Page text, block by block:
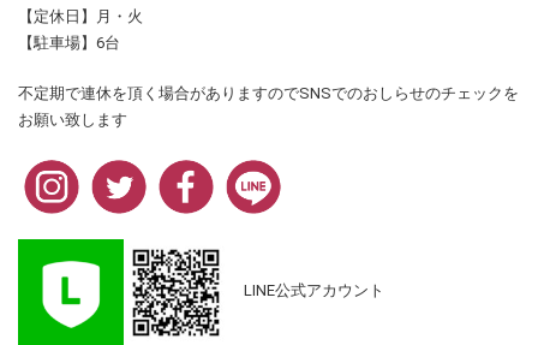
【定休日】月・火
【駐車場】6台
不定期で連休を頂く場合がありますのでSNSでのおしらせのチェックを
お願い致します
LINE公式アカウント